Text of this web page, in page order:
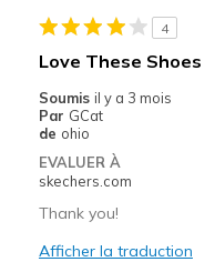
Sizing
View On Shoes
I'm
4
Love These Shoes
Soumis il y a 3 mois
Par GCat
de ohio
EVALUER À
skechers.com
Thank you!
Afficher la traduction